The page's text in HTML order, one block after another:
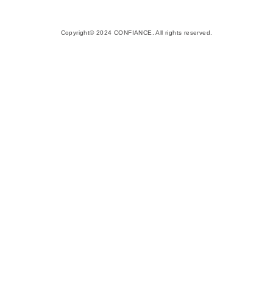
Copyright© 2024 CONFIANCE. All rights reserved.